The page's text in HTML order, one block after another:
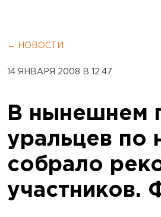
← НОВОСТИ
14 ЯНВАРЯ 2008 В 12:47
В нынешнем
уральцев по
собрало
участников.